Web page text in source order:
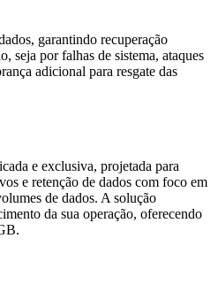
garantindo recuperação
seja por falhas de sistema, ataques
adicional para resgate das
e exclusiva, projetada para
e retenção de dados com foco em
de dados. A solução
da sua operação, oferecendo